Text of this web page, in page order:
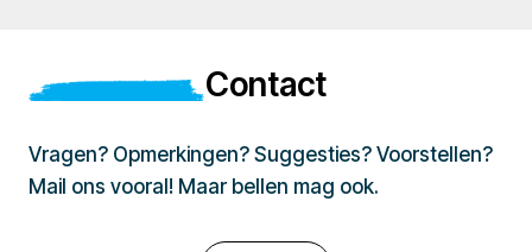
Contact
Vragen? Opmerkingen? Suggesties? Voorstellen?
Mail ons vooral! Maar bellen mag ook.